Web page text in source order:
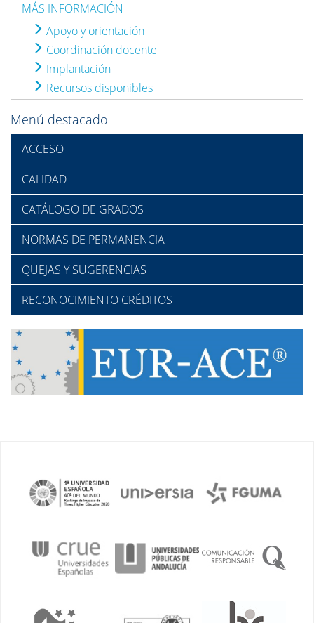
MÁS INFORMACIÓN
Apoyo y orientación
Coordinación docente
Implantación
Recursos disponibles
Menú destacado
ACCESO
CALIDAD
CATÁLOGO DE GRADOS
NORMAS DE PERMANENCIA
QUEJAS Y SUGERENCIAS
RECONOCIMIENTO CRÉDITOS